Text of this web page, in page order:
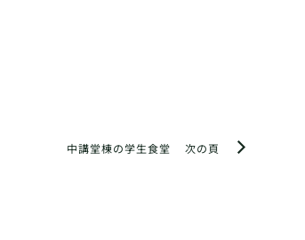
次の頁
中講堂棟の学生食堂